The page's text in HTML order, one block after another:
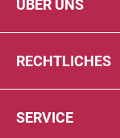
ÜBER UNS
RECHTLICHES
SERVICE